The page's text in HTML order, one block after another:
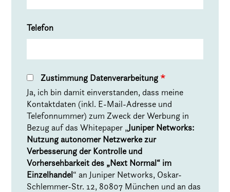
Telefon
Zustimmung Datenverarbeitung *
Ja, ich bin damit einverstanden, dass meine
Kontaktdaten (inkl. E-Mail-Adresse und
Telefonnummer) zum Zweck der Werbung in
Bezug auf das Whitepaper „Juniper Networks:
Nutzung autonomer Netzwerke zur
Verbesserung der Kontrolle und
Vorhersehbarkeit des „Next Normal“ im
Einzelhandel“ an Juniper Networks, Oskar-
Schlemmer-Str. 12, 80807 München und an das